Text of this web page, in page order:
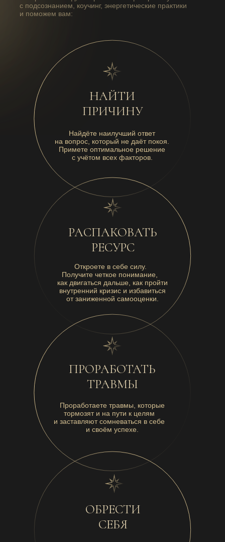
Найдёте наилучший ответ
на вопрос, который не даёт покоя.
Примете оптимальное решение
с учётом всех факторов.
НАЙТИ
ПРИЧИНУ
Откроете в себе силу.
Получите четкое понимание,
как двигаться дальше, как пройти
внутренний кризис и избавиться
от заниженной самооценки.
РАСПАКОВАТЬ
РЕСУРС
ОБРЕСТИ
СЕБЯ
Проработаете травмы, которые
тормозят и на пути к целям
и заставляют сомневаться в себе
и своём успехе.
ПРОРАБОТАТЬ
ТРАВМЫ
с подсознанием, коучинг, энергетические практики
и поможем вам: